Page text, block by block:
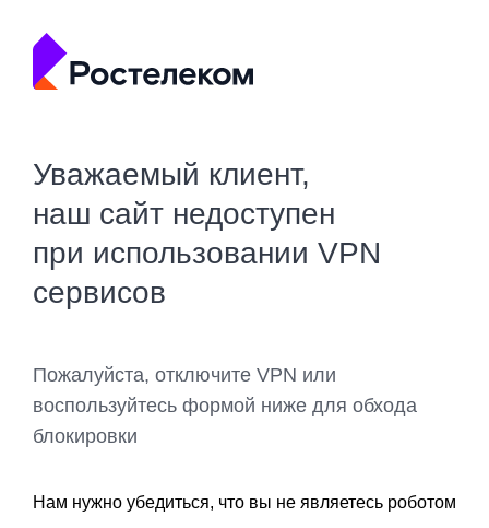
Уважаемый клиент,
наш сайт недоступен
при использовании VPN
сервисов
Пожалуйста, отключите VPN или
воспользуйтесь формой ниже для обхода
блокировки
Нам нужно убедиться, что вы не являетесь роботом